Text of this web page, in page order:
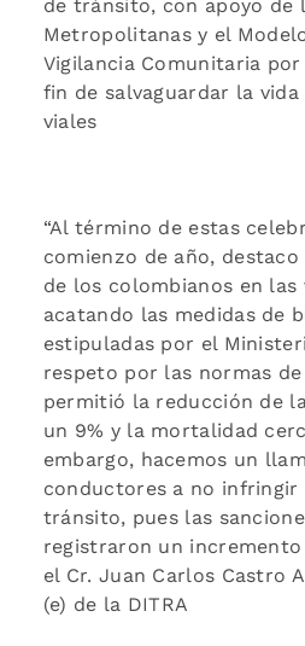
de tránsito, con apoyo de
Metropolitanas y el
Vigilancia Comunitaria
fin de salvaguardar la
viales
“Al término de estas
comienzo de año,
de los colombianos en las
acatando las medidas de
estipuladas por el
respeto por las normas
permitió la reducción de
un 9% y la mortalidad
embargo, hacemos un
conductores a no infringir
tránsito, pues las
registraron un incremento
el Cr. Juan Carlos Castro
(e) de la DITRA